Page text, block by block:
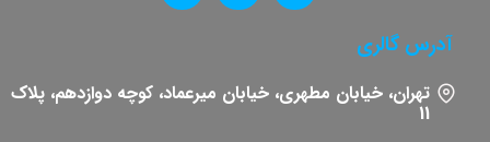
آدرس گالری
تهران، خیابان مطهری، خیابان میرعماد، کوچه دوازدهم، پلاک
11​